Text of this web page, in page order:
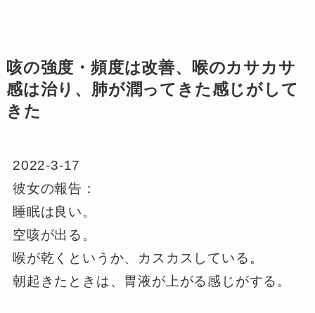
咳の強度・頻度は改善、喉のカサカサ
感は治り、肺が潤ってきた感じがして
きた
2022-3-17
彼女の報告：
睡眠は良い。
空咳が出る。
喉が乾くというか、カスカスしている。
朝起きたときは、胃液が上がる感じがする。